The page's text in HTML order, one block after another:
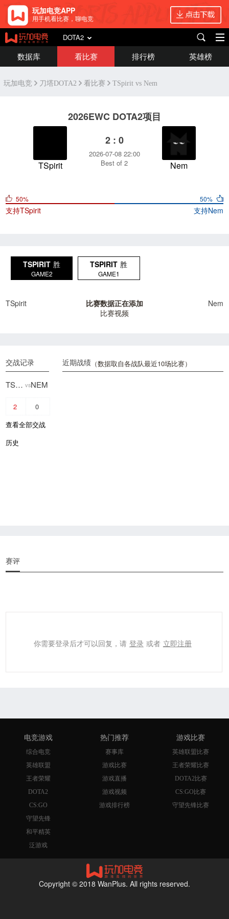
玩加电竞APP
用手机看比赛，聊电竞
DOTA2
数据库 看比赛 排行榜 英雄榜
玩加电竞 刀塔DOTA2 看比赛 TSpirit vs Nem
2026EWC DOTA2项目
TSpirit
2 : 0
2026-07-08 22:00
Best of 2
Nem
50%
支持Nem
50%
支持TSpirit
TSPIRIT 胜
GAME2
TSPIRIT 胜
GAME1
TSpirit
比赛数据正在添加
比赛视频
Nem
近期战绩（数据取自各战队最近10场比赛）
交战记录
TSPIRIT vsNEM
2
0
查看全部交战
历史
赛评
你需要登录后才可以回复，请 登录 或者 立即注册
电竞游戏
综合电竞
英雄联盟
王者荣耀
DOTA2
CS:GO
守望先锋
和平精英
泛游戏
热门推荐
赛事库
游戏比赛
游戏直播
游戏视频
游戏排行榜
游戏比赛
英雄联盟比赛
王者荣耀比赛
DOTA2比赛
CS:GO比赛
守望先锋比赛
Copyright © 2018 WanPlus. All rights reserved.